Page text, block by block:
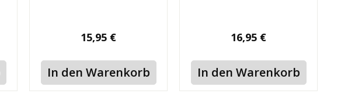
15,95 €
In den Warenkorb
16,95 €
In den Warenkorb